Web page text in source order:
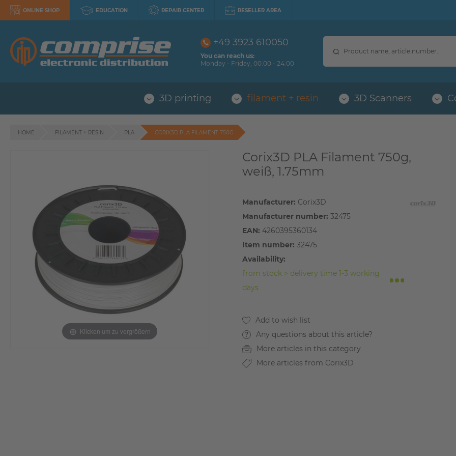
ONLINE SHOP EDUCATION REPAIR CENTER RESELLER AREA
+49 3923 610050
You can reach us:
Monday - Friday, 00:00 - 24:00
3D printing filament + resin 3D Scanners
HOME FILAMENT + RESIN PLA CORIX3D PLA FILAMENT 750G
Klicken um zu vergrößern
Corix3D PLA Filament 750g,
weiß, 1.75mm
Manufacturer: Corix3D
Manufacturer number: 32475
EAN:4260395360134
Item number: 32475
Availability:
from stock > delivery time 1-3 working
days
Any questions about this article?
More articles in this category
More articles from Corix3D